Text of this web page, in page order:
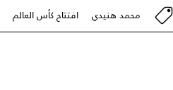
محمد هنيدي افتتاح كأس العالم